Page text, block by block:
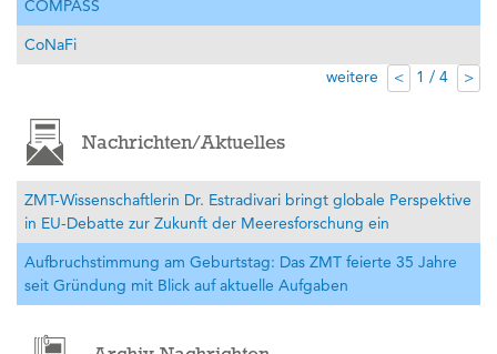
COMPASS
CoNaFi
weitere
< 1 / 4 >
Nachrichten/Aktuelles
ZMT-Wissenschaftlerin Dr. Estradivari bringt globale Perspektive
in EU-Debatte zur Zukunft der Meeresforschung ein
Aufbruchstimmung am Geburtstag: Das ZMT feierte 35 Jahre
seit Gründung mit Blick auf aktuelle Aufgaben